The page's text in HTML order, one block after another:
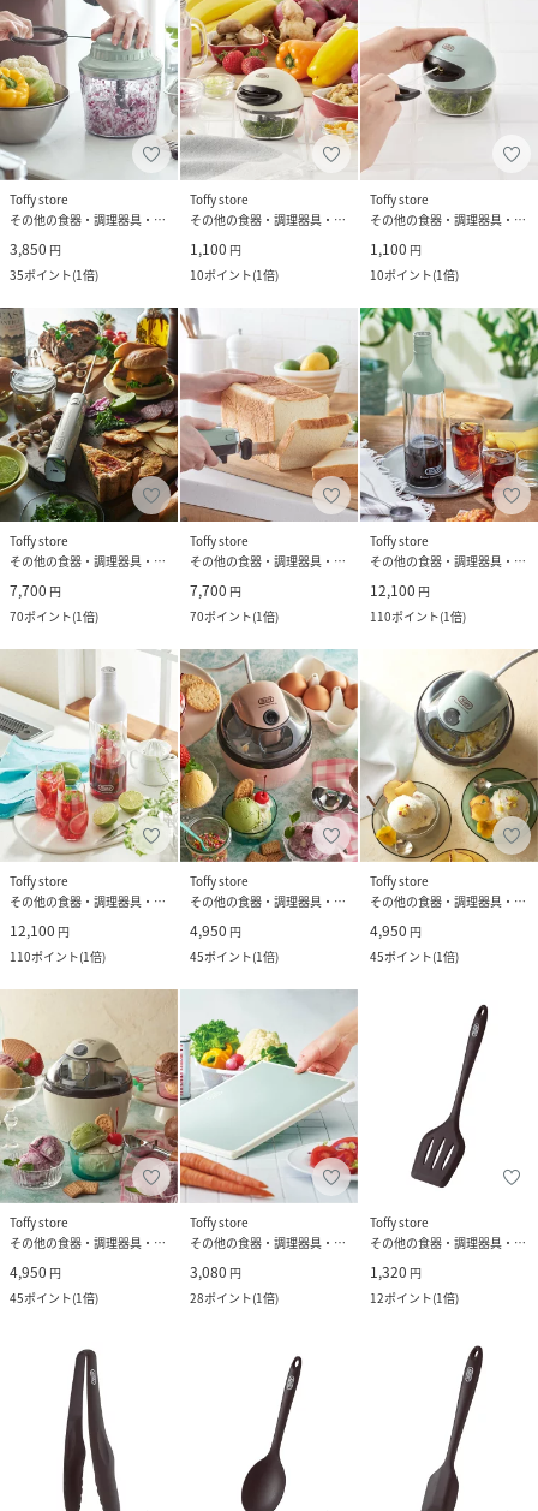
Toffy store
その他の食器・調理器具・キッチン用品
3,850 円
35ポイント(1倍)
Toffy store
その他の食器・調理器具・キッチン用品
1,100 円
10ポイント(1倍)
Toffy store
その他の食器・調理器具・キッチン用品
1,100 円
10ポイント(1倍)
Toffy store
その他の食器・調理器具・キッチン用品
7,700 円
70ポイント(1倍)
Toffy store
その他の食器・調理器具・キッチン用品
7,700 円
70ポイント(1倍)
Toffy store
その他の食器・調理器具・キッチン用品
12,100 円
110ポイント(1倍)
Toffy store
その他の食器・調理器具・キッチン用品
12,100 円
110ポイント(1倍)
Toffy store
その他の食器・調理器具・キッチン用品
4,950 円
45ポイント(1倍)
Toffy store
その他の食器・調理器具・キッチン用品
4,950 円
45ポイント(1倍)
Toffy store
その他の食器・調理器具・キッチン用品
4,950 円
45ポイント(1倍)
Toffy store
その他の食器・調理器具・キッチン用品
3,080 円
28ポイント(1倍)
Toffy store
その他の食器・調理器具・キッチン用品
1,320 円
12ポイント(1倍)